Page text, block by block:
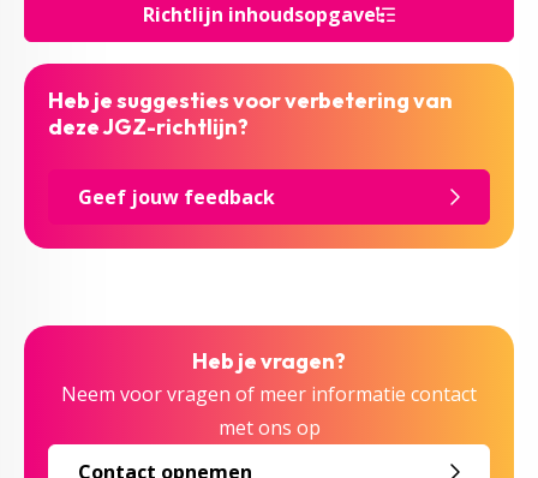
Richtlijn inhoudsopgave
Heb je suggesties voor verbetering van
deze JGZ-richtlijn?
Geef jouw feedback
Heb je vragen?
Neem voor vragen of meer informatie contact
met ons op
Contact opnemen